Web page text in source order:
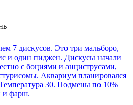
7 дискусов. Это три мальборо,
и один пиджен. Дискусы начали
с боциями и анциструсами,
Аквариум планировался
30. Подмены по 10%
и фарш.